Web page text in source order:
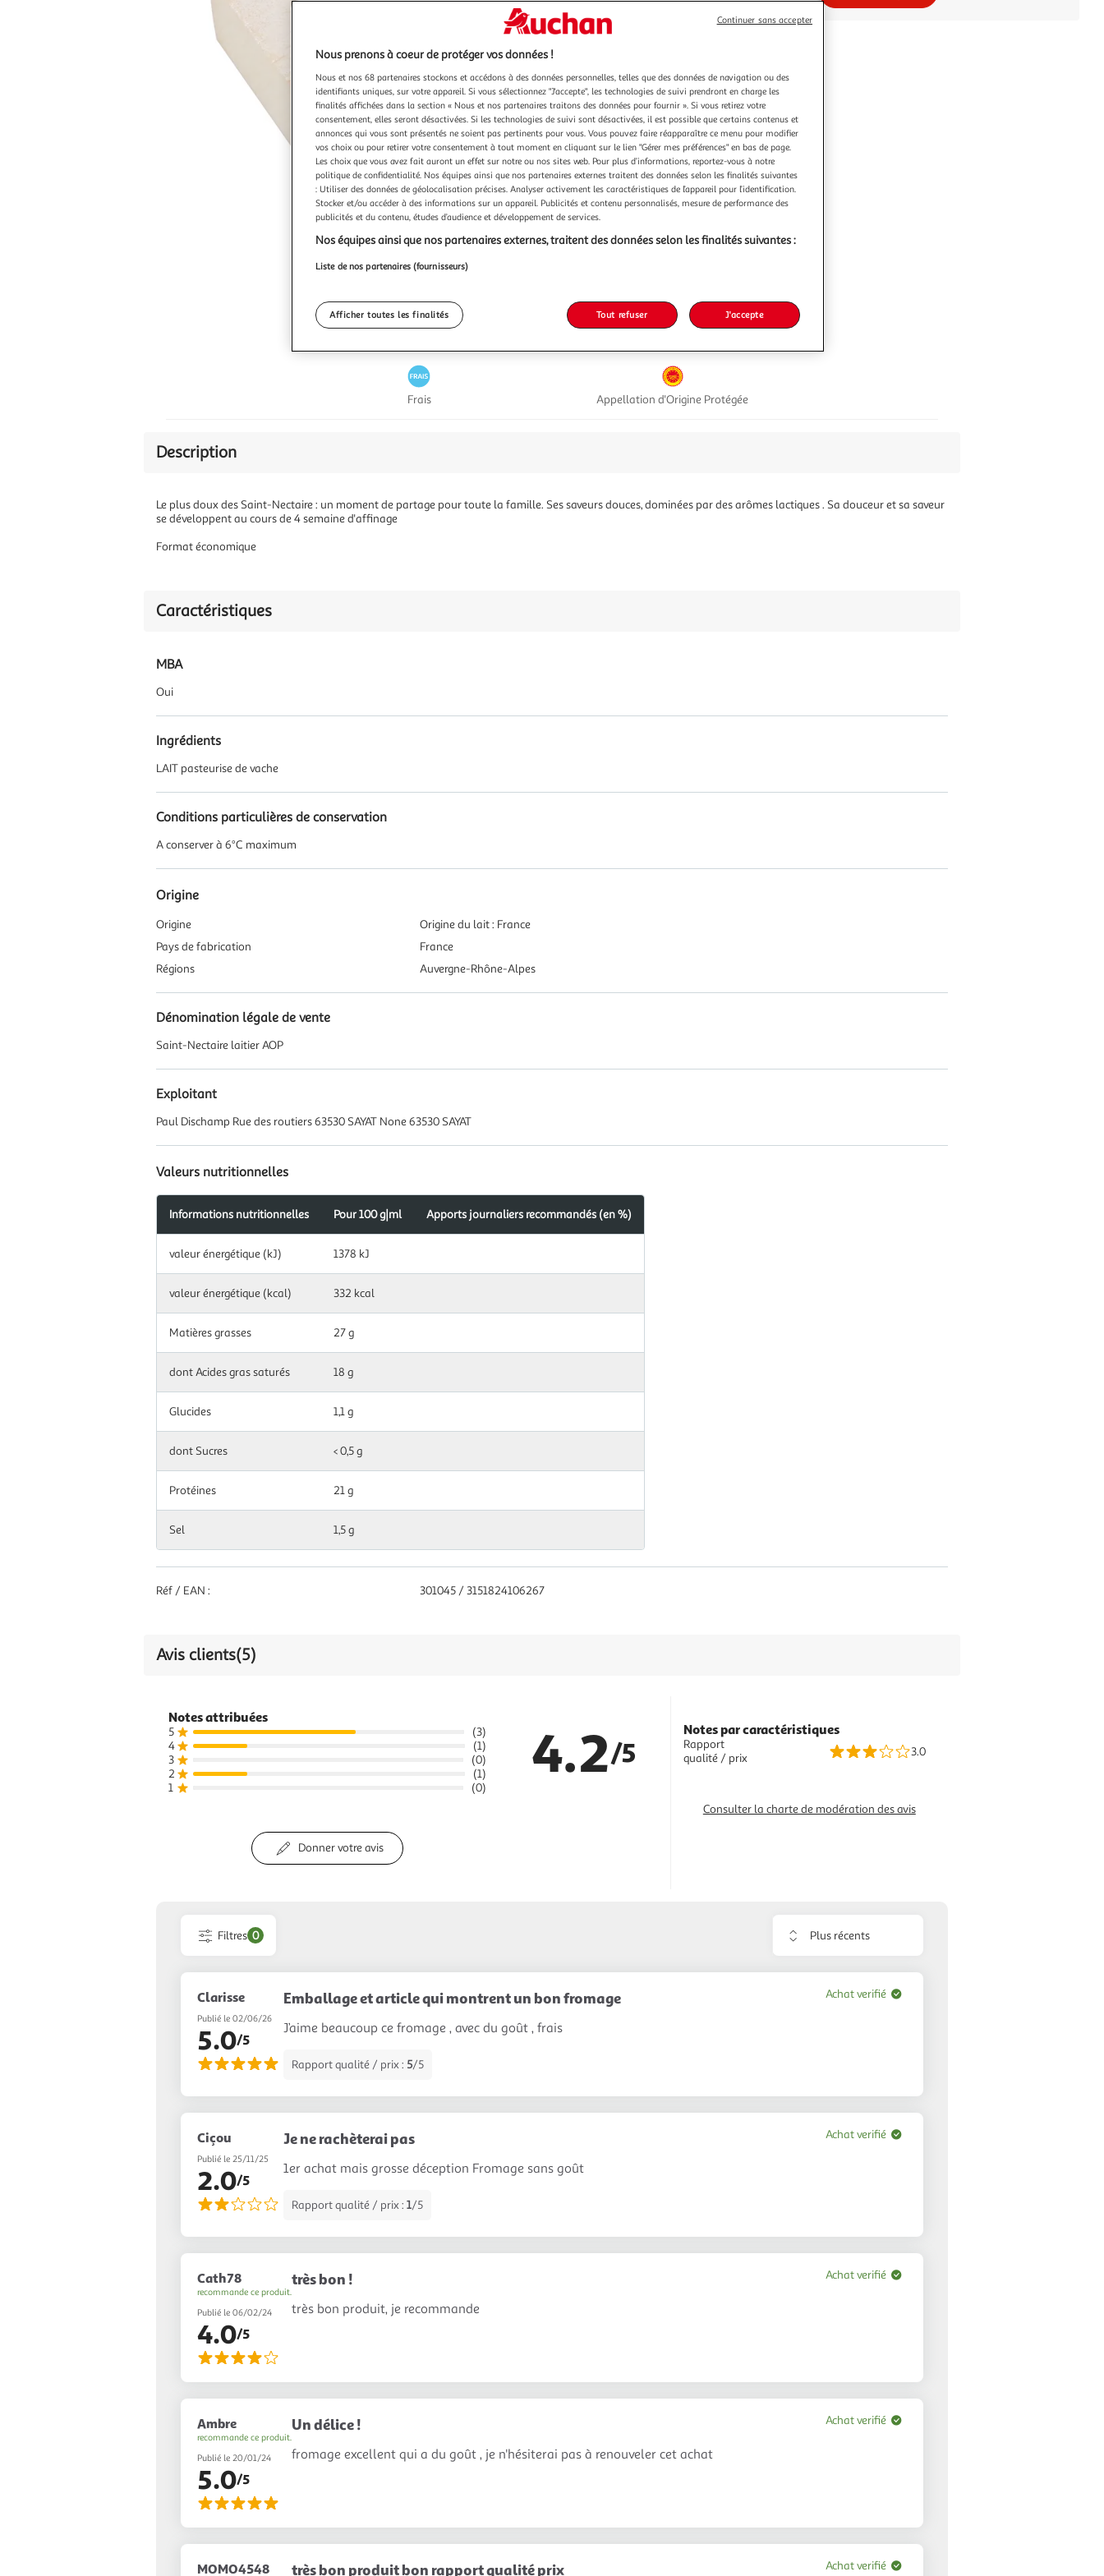
Frais Appellation d'Origine Protégée
Description
Le plus doux des Saint-Nectaire : un moment de partage pour toute la famille. Ses saveurs douces, dominées par des arômes lactiques . Sa douceur et sa saveur
se développent au cours de 4 semaine d'affinage
Format économique
Caractéristiques
MBA
Oui
Ingrédients
LAIT pasteurise de vache
Conditions particulières de conservation
A conserver à 6°C maximum
Origine
Origine
Origine du lait : France
Pays de fabrication
France
Régions
Auvergne-Rhône-Alpes
Dénomination légale de vente
Saint-Nectaire laitier AOP
Exploitant
Paul Dischamp Rue des routiers 63530 SAYAT None 63530 SAYAT
Valeurs nutritionnelles
nutritionnelles
pour
g|ml
Informations nutritionnelles Pour 100 g|ml Apports journaliers recommandés (en %)
valeur énergétique (kJ) 1378 kJ
valeur énergétique (kcal) 332 kcal
Matières grasses 27 g
dont Acides gras saturés 18 g
Glucides 1,1 g
dont Sucres < 0,5 g
Protéines 21 g
Sel 1,5 g
Réf / EAN : 301045 / 3151824106267
Avis clients(5)
Notes attribuées
5
(3)
4
(1)
3
(0)
2
(1)
1
(0)
4.2/5
Donner votre avis
Notes par caractéristiques
Rapport
qualité / prix
3.0
Consulter la charte de modération des avis
Filtres 0
Trier
avis
Clarisse
Publié le 02/06/26
5.0/5
Emballage et article qui montrent un bon fromage
J’aime beaucoup ce fromage , avec du goût , frais
Rapport qualité / prix : 5/5
Achat verifié
Ciçou
Publié le 25/11/25
2.0/5
Je ne rachèterai pas
1er achat mais grosse déception Fromage sans goût
Rapport qualité / prix : 1/5
Achat verifié
Cath78
recommande ce produit.
Publié le 06/02/24
4.0/5
très bon !
très bon produit, je recommande
Achat verifié
Ambre
recommande ce produit.
Publié le 20/01/24
5.0/5
Un délice !
fromage excellent qui a du goût , je n'hésiterai pas à renouveler cet achat
Achat verifié
MOMO4548 très bon produit bon rapport qualité prix Achat verifié
Nous prenons à coeur de protéger vos données !
Nous et nos 68 partenaires stockons et accédons à des données personnelles, telles que des données de navigation ou des
identifiants uniques, sur votre appareil. Si vous sélectionnez "J'accepte", les technologies de suivi prendront en charge les
finalités affichées dans la section « Nous et nos partenaires traitons des données pour fournir ». Si vous retirez votre
consentement, elles seront désactivées. Si les technologies de suivi sont désactivées, il est possible que certains contenus et
annonces qui vous sont présentés ne soient pas pertinents pour vous. Vous pouvez faire réapparaître ce menu pour modifier
vos choix ou pour retirer votre consentement à tout moment en cliquant sur le lien "Gérer mes préférences" en bas de page.
Les choix que vous avez fait auront un effet sur notre ou nos sites web. Pour plus d’informations, reportez-vous à notre
politique de confidentialité. Nos équipes ainsi que nos partenaires externes traitent des données selon les finalités suivantes
: Utiliser des données de géolocalisation précises. Analyser activement les caractéristiques de l’appareil pour l’identification.
Stocker et/ou accéder à des informations sur un appareil. Publicités et contenu personnalisés, mesure de performance des
publicités et du contenu, études d’audience et développement de services.
Nos équipes ainsi que nos partenaires externes, traitent des données selon les finalités suivantes :
Liste de nos partenaires (fournisseurs)
Afficher toutes les finalités Tout refuser J'accepte
Continuer sans accepter